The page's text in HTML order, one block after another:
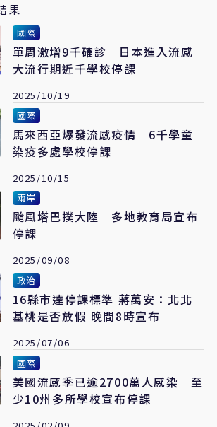
果
國際
單周激增9千確診 日本進入流感
大流行期近千學校停課
2025/10/19
國際
馬來西亞爆發流感疫情 6千學童
染疫多處學校停課
2025/10/15
兩岸
颱風塔巴撲大陸 多地教育局宣布
停課
2025/09/08
政治
16縣市達停課標準 蔣萬安：北北
基桃是否放假 晚間8時宣布
2025/07/06
國際
美國流感季已逾2700萬人感染 至
少10州多所學校宣布停課